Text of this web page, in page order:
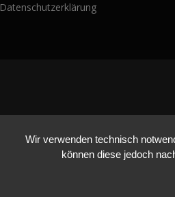
Datenschutzerklärung
Wir verwenden technisch
können diese jedoch